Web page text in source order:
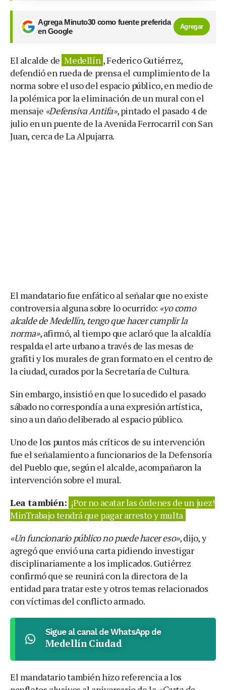
Agrega Minuto30 como fuente preferida
en Google
Agregar
El alcalde de Medellín , Federico Gutiérrez,
defendió en rueda de prensa el cumplimiento de la
norma sobre el uso del espacio público, en medio de
la polémica por la eliminación de un mural con el
mensaje «Defensiva Antifa», pintado el pasado 4 de
julio en un puente de la Avenida Ferrocarril con San
Juan, cerca de La Alpujarra.
El mandatario fue enfático al señalar que no existe
controversia alguna sobre lo ocurrido: «yo como
alcalde de Medellín, tengo que hacer cumplir la
norma», afirmó, al tiempo que aclaró que la alcaldía
respalda el arte urbano a través de las mesas de
grafiti y los murales de gran formato en el centro de
la ciudad, curados por la Secretaría de Cultura.
Sin embargo, insistió en que lo sucedido el pasado
sábado no correspondía a una expresión artística,
sino a un daño deliberado al espacio público.
Uno de los puntos más críticos de su intervención
fue el señalamiento a funcionarios de la Defensoría
del Pueblo que, según el alcalde, acompañaron la
intervención sobre el mural.
Lea también: ¡Por no acatar las órdenes de un juez!
MinTrabajo tendrá que pagar arresto y multa
«Un funcionario público no puede hacer eso», dijo, y
agregó que envió una carta pidiendo investigar
disciplinariamente a los implicados. Gutiérrez
confirmó que se reunirá con la directora de la
entidad para tratar este y otros temas relacionados
con víctimas del conflicto armado.
Sigue al canal de WhatsApp de
Medellín Ciudad
El mandatario también hizo referencia a los